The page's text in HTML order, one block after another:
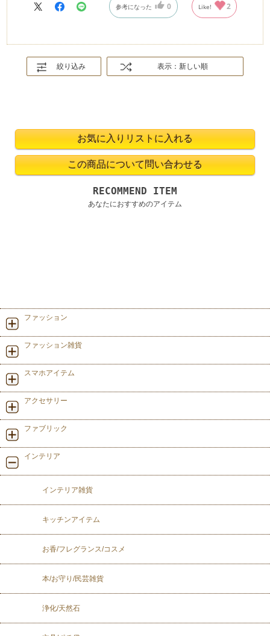
参考になった 0 Like! 2
絞り込み 表示：新しい順
RECOMMEND ITEM
あなたにおすすめのアイテム
ファッション
ファッション雑貨
スマホアイテム
アクセサリー
ファブリック
インテリア
インテリア雑貨
キッチンアイテム
お香/フレグランス/コスメ
本/お守り/民芸雑貨
浄化/天然石